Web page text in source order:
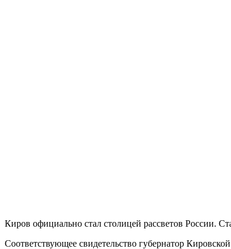
Киров официально стал столицей рассветов России.
Соответствующее свидетельство губернатор